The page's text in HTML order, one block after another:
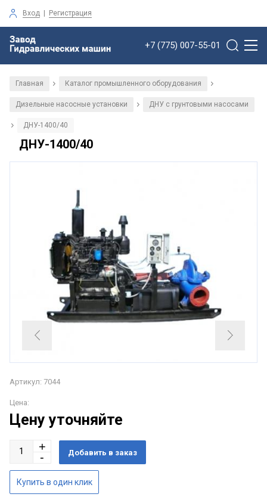
Вход | Регистрация
+7 (775) 007-55-01
Главная / Каталог промышленного оборудования /
Дизельные насосные установки / ДНУ с грунтовыми насосами
/ ДНУ-1400/40
ДНУ-1400/40
Артикул: 7044
Цена:
Цену уточняйте